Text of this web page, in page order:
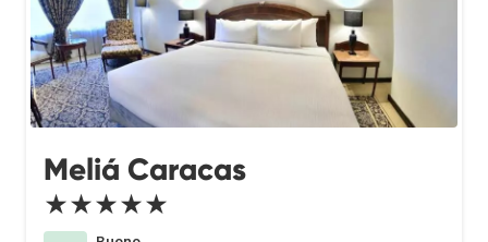
Meliá Caracas
★★★★★